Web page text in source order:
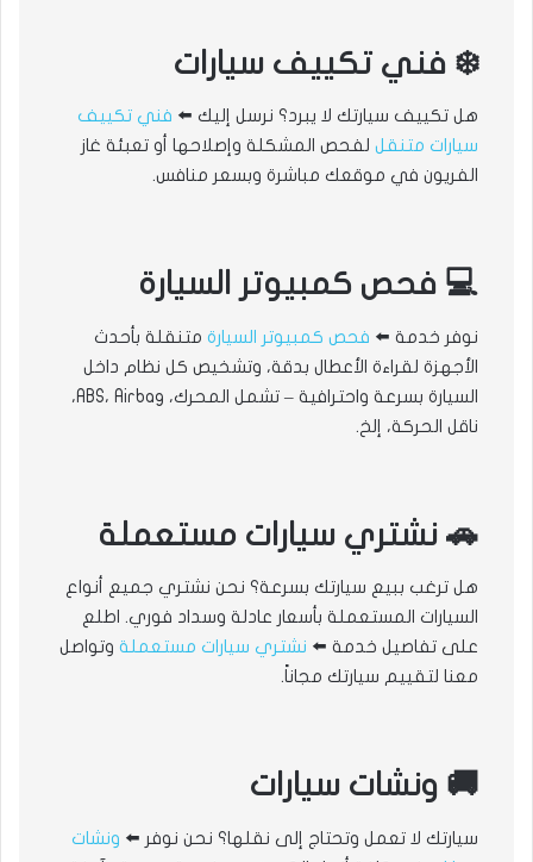
❄️ فني تكييف سيارات
هل تكييف سيارتك لا يبرد؟ نرسل إليك ⬅️ فني تكييف
سيارات متنقل لفحص المشكلة وإصلاحها أو تعبئة غاز
الفريون في موقعك مباشرة وبسعر منافس.
💻 فحص كمبيوتر السيارة
نوفر خدمة ⬅️ فحص كمبيوتر السيارة متنقلة بأحدث
الأجهزة لقراءة الأعطال بدقة، وتشخيص كل نظام داخل
السيارة بسرعة واحترافية – تشمل المحرك، ABS، Airbag،
ناقل الحركة، إلخ.
🚗 نشتري سيارات مستعملة
هل ترغب ببيع سيارتك بسرعة؟ نحن نشتري جميع أنواع
السيارات المستعملة بأسعار عادلة وسداد فوري. اطلع
على تفاصيل خدمة ⬅️ نشتري سيارات مستعملة وتواصل
معنا لتقييم سيارتك مجاناً.
🚚 ونشات سيارات
سيارتك لا تعمل وتحتاج إلى نقلها؟ نحن نوفر ⬅️ ونشات